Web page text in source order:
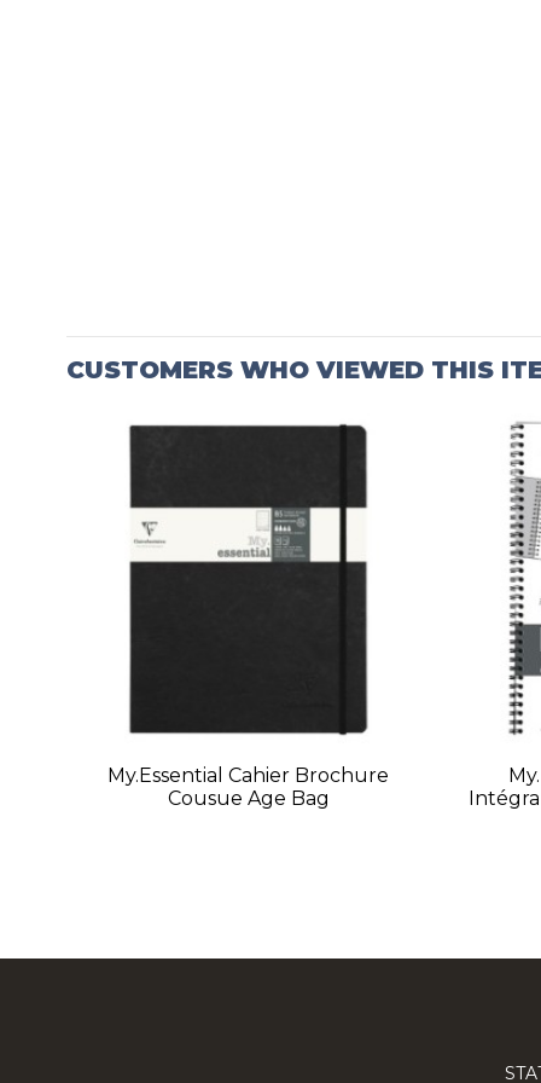
CUSTOMERS WHO VIEWED THIS
My.Essential Cahier Brochure
Cousue Age Bag